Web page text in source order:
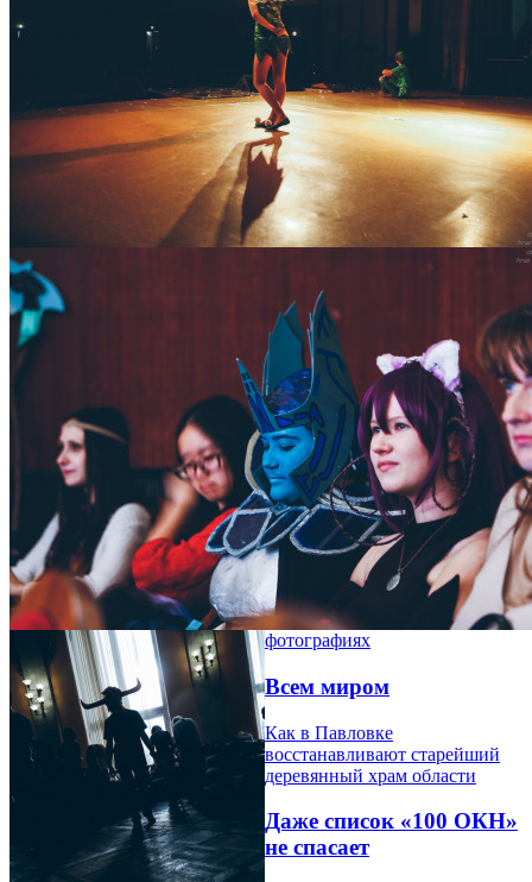
фотографиях
Всем миром
Как в Павловке
восстанавливают старейший
деревянный храм области
Даже список «100 ОКН»
не спасает